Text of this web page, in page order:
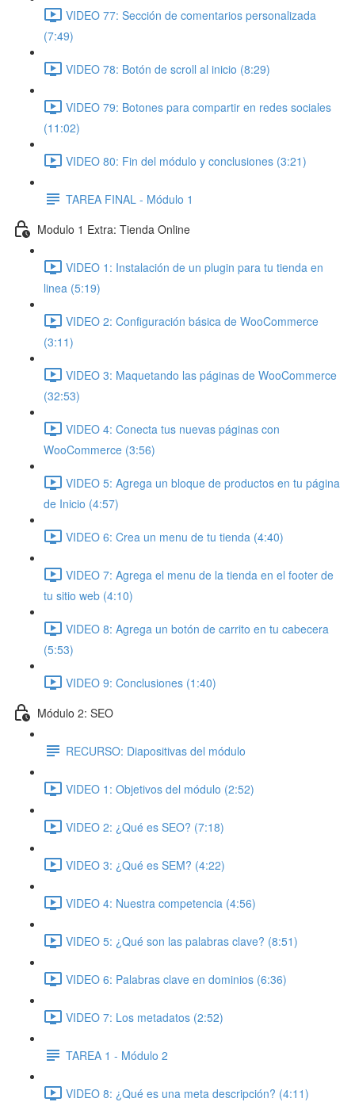
VIDEO 77: Sección de comentarios personalizada
(7:49)
VIDEO 78: Botón de scroll al inicio (8:29)
VIDEO 79: Botones para compartir en redes sociales
(11:02)
VIDEO 80: Fin del módulo y conclusiones (3:21)
TAREA FINAL - Módulo 1
Modulo 1 Extra: Tienda Online
VIDEO 1: Instalación de un plugin para tu tienda en
linea (5:19)
VIDEO 2: Configuración básica de WooCommerce
(3:11)
VIDEO 3: Maquetando las páginas de WooCommerce
(32:53)
VIDEO 4: Conecta tus nuevas páginas con
WooCommerce (3:56)
VIDEO 5: Agrega un bloque de productos en tu página
de Inicio (4:57)
VIDEO 6: Crea un menu de tu tienda (4:40)
VIDEO 7: Agrega el menu de la tienda en el footer de
tu sitio web (4:10)
VIDEO 8: Agrega un botón de carrito en tu cabecera
(5:53)
VIDEO 9: Conclusiones (1:40)
Módulo 2: SEO
RECURSO: Diapositivas del módulo
VIDEO 1: Objetivos del módulo (2:52)
VIDEO 2: ¿Qué es SEO? (7:18)
VIDEO 3: ¿Qué es SEM? (4:22)
VIDEO 4: Nuestra competencia (4:56)
VIDEO 5: ¿Qué son las palabras clave? (8:51)
VIDEO 6: Palabras clave en dominios (6:36)
VIDEO 7: Los metadatos (2:52)
TAREA 1 - Módulo 2
VIDEO 8: ¿Qué es una meta descripción? (4:11)